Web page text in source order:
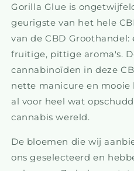
Gorilla Glue is
geurigste van het hele
van de CBD Groothandel:
fruitige, pittige aroma's.
cannabinoïden in deze
nette manicure en
al voor heel wat
cannabis wereld.
De bloemen die wij
ons geselecteerd en